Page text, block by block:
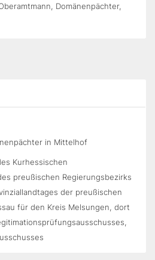
Domänenpächter,
in Mittelhof
Kurhessischen
preußischen Regierungsbezirks
der preußischen
für den Kreis Melsungen, dort